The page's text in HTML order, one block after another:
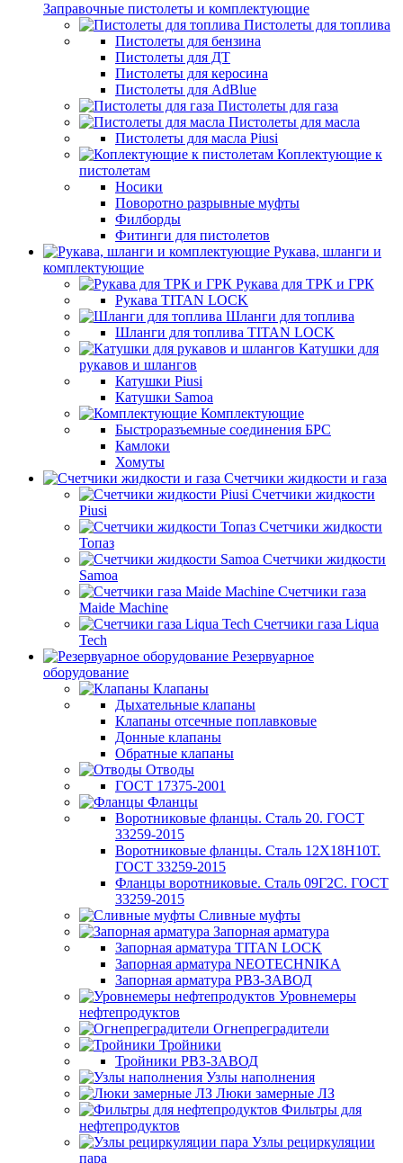
Заправочные пистолеты и комплектующие
Пистолеты для топлива
Пистолеты для бензина
Пистолеты для ДТ
Пистолеты для керосина
Пистолеты для AdBlue
Пистолеты для газа
Пистолеты для масла
Пистолеты для масла Piusi
Коплектующие к
пистолетам
Носики
Поворотно разрывные муфты
Филборды
Фитинги для пистолетов
Рукава, шланги и
комплектующие
Рукава для ТРК и ГРК
Рукава TITAN LOCK
Шланги для топлива
Шланги для топлива TITAN LOCK
Катушки для
рукавов и шлангов
Катушки Piusi
Катушки Samoa
Комплектующие
Быстроразъемные соединения БРС
Камлоки
Хомуты
Счетчики жидкости и газа
Счетчики жидкости
Piusi
Счетчики жидкости
Топаз
Счетчики жидкости
Samoa
Счетчики газа
Maide Machine
Счетчики газа Liqua
Tech
Резервуарное
оборудование
Клапаны
Дыхательные клапаны
Клапаны отсечные поплавковые
Донные клапаны
Обратные клапаны
Отводы
ГОСТ 17375-2001
Фланцы
Воротниковые фланцы. Сталь 20. ГОСТ
33259-2015
Воротниковые фланцы. Сталь 12Х18Н10Т.
ГОСТ 33259-2015
Фланцы воротниковые. Сталь 09Г2С. ГОСТ
33259-2015
Сливные муфты
Запорная арматура
Запорная арматура TITAN LOCK
Запорная арматура NEOTECHNIKA
Запорная арматура РВЗ-ЗАВОД
Уровнемеры
нефтепродуктов
Огнепреградители
Тройники
Тройники РВЗ-ЗАВОД
Узлы наполнения
Люки замерные ЛЗ
Фильтры для
нефтепродуктов
Узлы рециркуляции
пара